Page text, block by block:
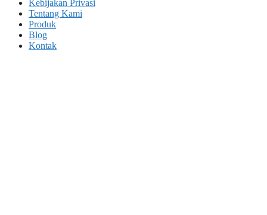
Kebijakan Privasi
Tentang Kami
Produk
Blog
Kontak